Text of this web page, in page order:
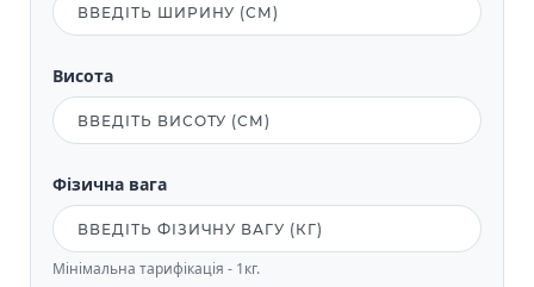
Висота
Фізична вага
Мінімальна тарифікація - 1кг.